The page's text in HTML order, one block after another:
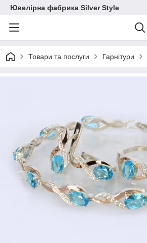
Ювелірна фабрика Silver Style
Товари та послуги Гарнітури